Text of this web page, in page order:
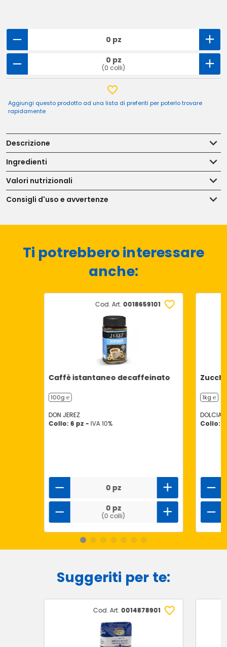
0 pz
0 pz
(0 colli)
Aggiungi questo prodotto ad una lista di preferiti per poterlo trovare
rapidamente
Descrizione
Ingredienti
Valori nutrizionali
Consigli d'uso e avvertenze
Ti potrebbero interessare
anche:
Cod. Art. 0018659101
Caffè istantaneo decaffeinato
100g ℮
DON JEREZ
Collo: 6 pz - IVA 10%
0 pz
0 pz
(0 colli)
1kg ℮
Collo:
Suggeriti per te:
Cod. Art. 0014878901